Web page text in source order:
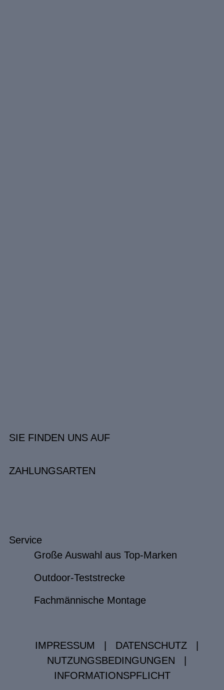
SIE FINDEN UNS AUF
ZAHLUNGSARTEN
Service
Große Auswahl aus Top-Marken
Outdoor-Teststrecke
Fachmännische Montage
IMPRESSUM DATENSCHUTZ
NUTZUNGSBEDINGUNGEN
INFORMATIONSPFLICHT